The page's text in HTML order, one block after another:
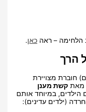
הלחימה – ראהכאן.
הרך
חוברת מצויירת
מאתקשת מענן
הילדים, במיוחד אותם
(ילדים עדינים):